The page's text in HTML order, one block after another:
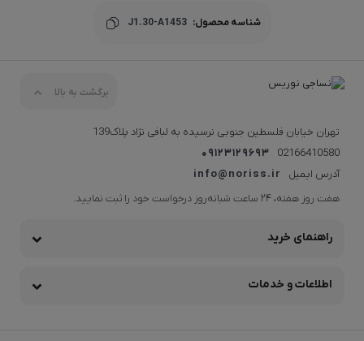
شناسه محصول: J1.30-A1453
برگشت به بالا
تهران خیابان فلسطین جنوبی نرسیده به لبافی نژاد پلاک139
02166410580
09123129693
آدرس ایمیل
info@noriss.ir
هفت روز هفته، ۲۴ ساعت شبانه‌روز درخواست خود را ثبت نمایید.
راهنمای خرید
اطلاعات و خدمات